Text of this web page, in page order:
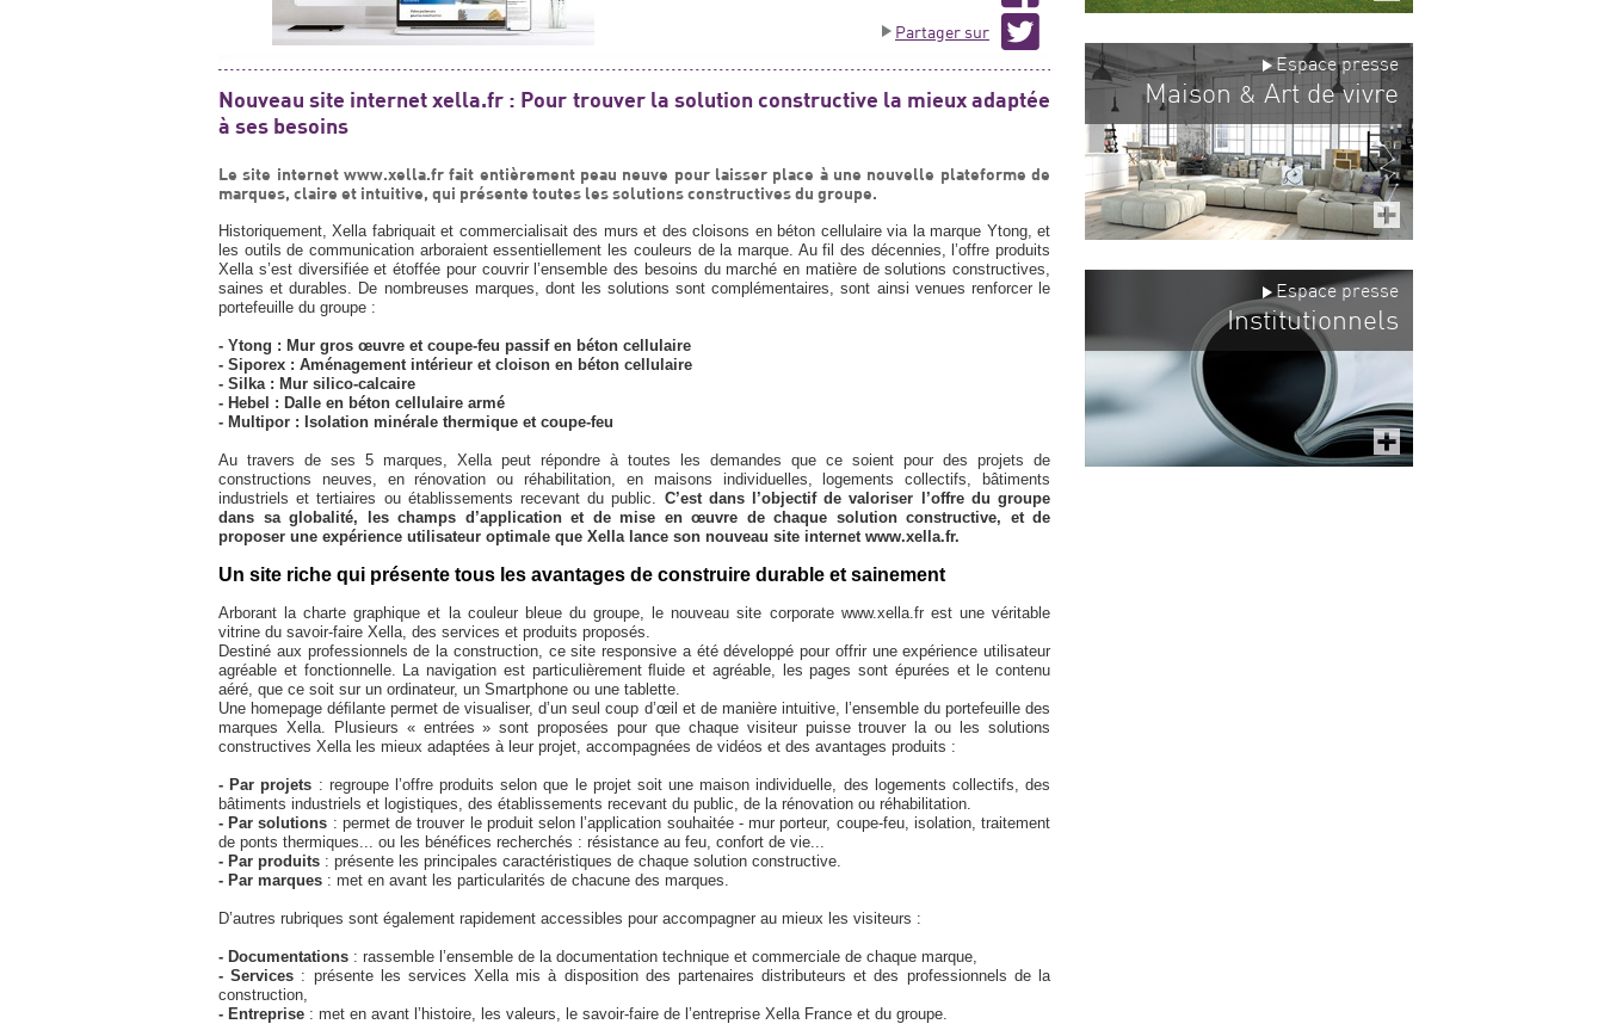
Partager sur
Nouveau site internet xella.fr : Pour trouver la solution constructive la mieux adaptée
à ses besoins
Le site internet www.xella.fr fait entièrement peau neuve pour laisser place à une nouvelle plateforme de
marques, claire et intuitive, qui présente toutes les solutions constructives du groupe.
Historiquement, Xella fabriquait et commercialisait des murs et des cloisons en béton cellulaire via la marque Ytong, et
les outils de communication arboraient essentiellement les couleurs de la marque. Au fil des décennies, l’offre produits
Xella s’est diversifiée et étoffée pour couvrir l’ensemble des besoins du marché en matière de solutions constructives,
saines et durables. De nombreuses marques, dont les solutions sont complémentaires, sont ainsi venues renforcer le
portefeuille du groupe :
- Ytong : Mur gros œuvre et coupe-feu passif en béton cellulaire
- Siporex : Aménagement intérieur et cloison en béton cellulaire
- Silka : Mur silico-calcaire
- Hebel : Dalle en béton cellulaire armé
- Multipor : Isolation minérale thermique et coupe-feu
Au travers de ses 5 marques, Xella peut répondre à toutes les demandes que ce soient pour des projets de
constructions neuves, en rénovation ou réhabilitation, en maisons individuelles, logements collectifs, bâtiments
industriels et tertiaires ou établissements recevant du public. C’est dans l’objectif de valoriser l’offre du groupe
dans sa globalité, les champs d’application et de mise en œuvre de chaque solution constructive, et de
proposer une expérience utilisateur optimale que Xella lance son nouveau site internet www.xella.fr.
Un site riche qui présente tous les avantages de construire durable et sainement
Arborant la charte graphique et la couleur bleue du groupe, le nouveau site corporate www.xella.fr est une véritable
vitrine du savoir-faire Xella, des services et produits proposés.
Destiné aux professionnels de la construction, ce site responsive a été développé pour offrir une expérience utilisateur
agréable et fonctionnelle. La navigation est particulièrement ﬂuide et agréable, les pages sont épurées et le contenu
aéré, que ce soit sur un ordinateur, un Smartphone ou une tablette.
Une homepage déﬁlante permet de visualiser, d’un seul coup d’œil et de manière intuitive, l’ensemble du portefeuille des
marques Xella. Plusieurs « entrées » sont proposées pour que chaque visiteur puisse trouver la ou les solutions
constructives Xella les mieux adaptées à leur projet, accompagnées de vidéos et des avantages produits :
- Par projets : regroupe l’offre produits selon que le projet soit une maison individuelle, des logements collectifs, des
bâtiments industriels et logistiques, des établissements recevant du public, de la rénovation ou réhabilitation.
- Par solutions : permet de trouver le produit selon l’application souhaitée - mur porteur, coupe-feu, isolation, traitement
de ponts thermiques... ou les bénéfices recherchés : résistance au feu, confort de vie...
- Par produits : présente les principales caractéristiques de chaque solution constructive.
- Par marques : met en avant les particularités de chacune des marques.
D’autres rubriques sont également rapidement accessibles pour accompagner au mieux les visiteurs :
- Documentations : rassemble l’ensemble de la documentation technique et commerciale de chaque marque,
- Services : présente les services Xella mis à disposition des partenaires distributeurs et des professionnels de la
construction,
- Entreprise : met en avant l’histoire, les valeurs, le savoir-faire de l’entreprise Xella France et du groupe.
Espace presse
Maison & Art de vivre
Espace presse
Institutionnels